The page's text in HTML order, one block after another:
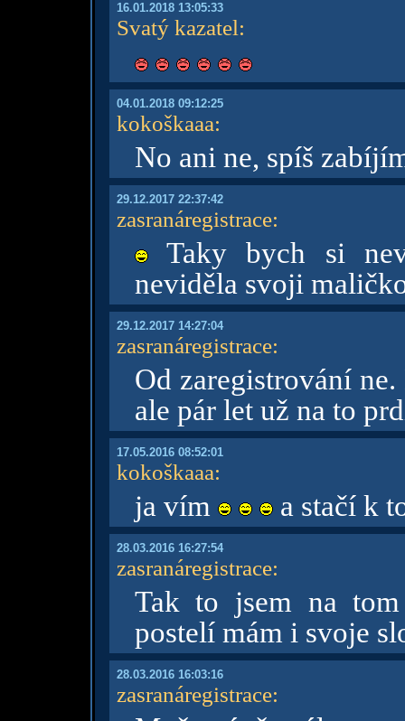
16.01.2018 13:05:33
Svatý kazatel:
04.01.2018 09:12:25
kokoškaaa:
No ani ne, spíš
29.12.2017 22:37:42
zasranáregistrace:
Taky bych si
neviděla svoji
29.12.2017 14:27:04
zasranáregistrace:
Od zaregistrování
ale pár let už na to
17.05.2016 08:52:01
kokoškaaa:
ja vím a stačí k
28.03.2016 16:27:54
zasranáregistrace:
Tak to jsem na
postelí mám i svoje
28.03.2016 16:03:16
zasranáregistrace: